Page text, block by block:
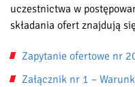
uczestnictwa w
składania ofert znajdują
Zapytanie ofertowe nr
Załącznik nr 1 –